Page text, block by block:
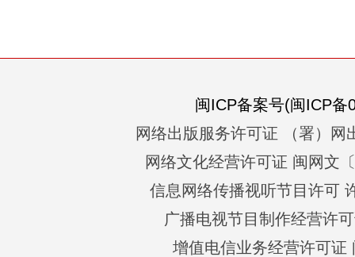
闽ICP备案号(闽ICP备
网络出版服务许可证 （署）网
网络文化经营许可证 闽网文
信息网络传播视听节目许可
广播电视节目制作经营许
增值电信业务经营许可证